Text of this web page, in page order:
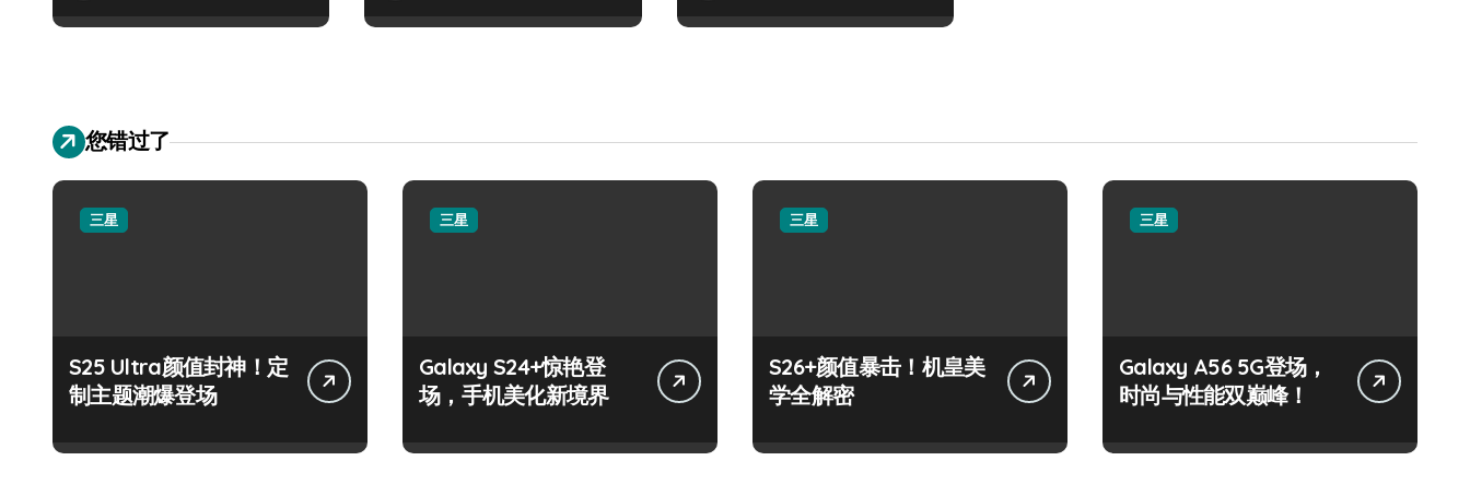
您错过了
三星
S25 Ultra颜值封神！定
制主题潮爆登场
三星
Galaxy S24+惊艳登
场，手机美化新境界
三星
S26+颜值暴击！机皇美
学全解密
三星
Galaxy A56 5G登场，
时尚与性能双巅峰！